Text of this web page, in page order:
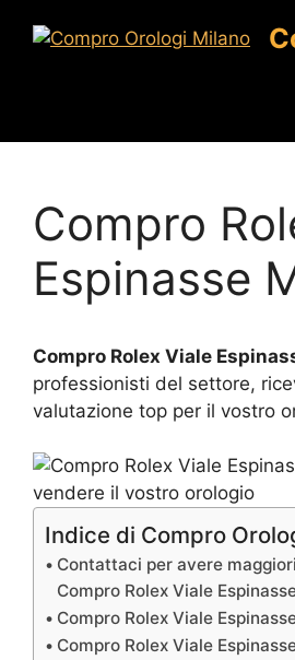
Compro
Espinasse
Compro Rolex Viale
professionisti del settore,
valutazione top per il vostro
Indice di Compro
Contattaci per avere
Compro Rolex Viale
Compro Rolex Viale
Compro Rolex Viale